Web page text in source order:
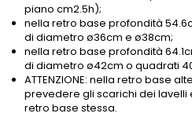
piano cm2.5h);
nella retro base profondità
di diametro ø36cm e ø38cm;
nella retro base profondità
di diametro ø42cm o quadrati
ATTENZIONE: nella retro base
prevedere gli scarichi dei
retro base stessa.